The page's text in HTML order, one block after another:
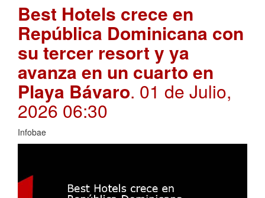
Best Hotels crece en
República Dominicana con
su tercer resort y ya
avanza en un cuarto en
Playa Bávaro. 01 de Julio,
2026 06:30
Infobae